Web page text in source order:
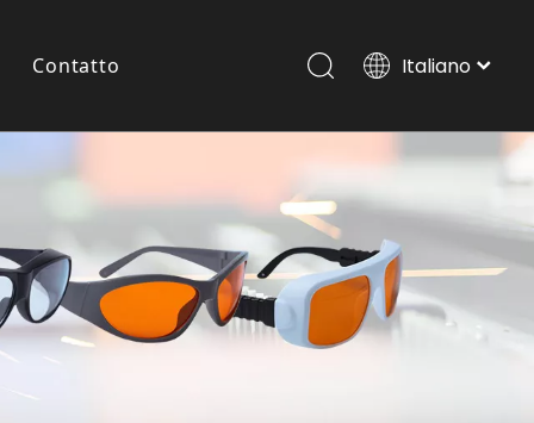
Contatto Italiano
Español
Pусский
العربية
English